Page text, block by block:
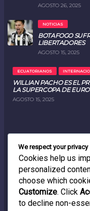
AGOSTO 26, 2025
NOTICIAS
BOTAFOGO
LIBERTADORES
AGOSTO 15, 2025
ECUATORIANOS
WILLIAN PACHO ES EL
LA SUPERCOPA DE
AGOSTO 15, 2025
FACEBOOK
0LIKES
INSTAGRAM
0FOLLOWERS
We respect your privacy
Cookies help us
personalized
choose which
Customize. Click
to decline non-